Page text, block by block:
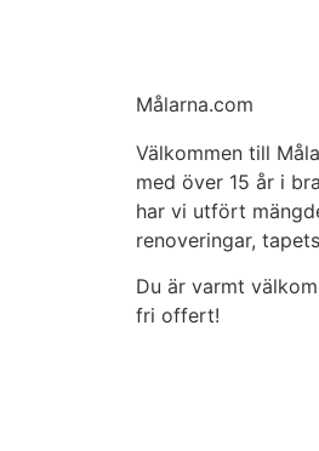
Målarna.com
Välkommen till
med över 15 år i
har vi utfört
renoveringar,
Du är varmt
fri offert!